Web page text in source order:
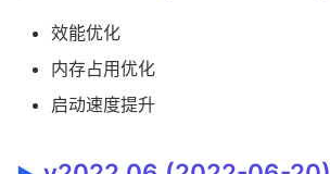
效能优化
内存占用优化
启动速度提升